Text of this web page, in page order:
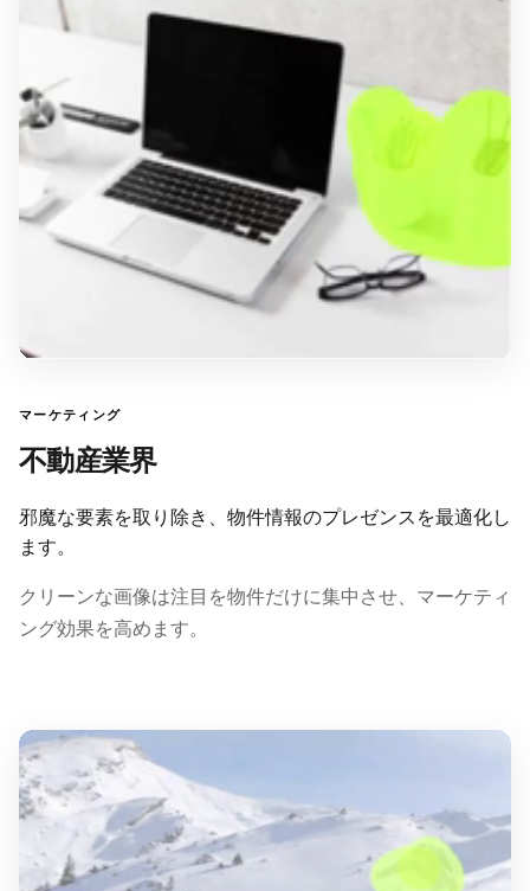
マーケティング
不動産業界
邪魔な要素を取り除き、物件情報のプレゼンスを最適化し
ます。
クリーンな画像は注目を物件だけに集中させ、マーケティ
ング効果を高めます。